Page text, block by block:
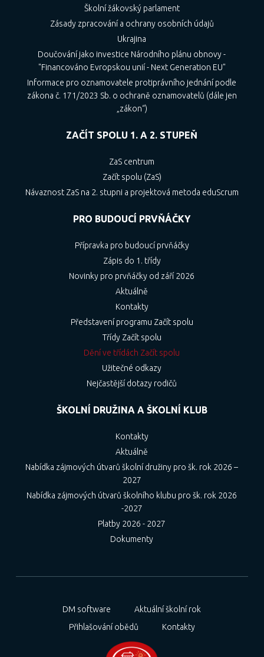
Školní žákovský parlament
Zásady zpracování a ochrany osobních údajů
Ukrajina
Doučování jako investice Národního plánu obnovy -
"Financováno Evropskou unií - Next Generation EU"
Informace pro oznamovatele protiprávního jednání podle
zákona č. 171/2023 Sb. o ochraně oznamovatelů (dále jen
„zákon“)
ZAČÍT SPOLU 1. A 2. STUPEŇ
ZaS centrum
Začít spolu (ZaS)
Návaznost ZaS na 2. stupni a projektová metoda eduScrum
PRO BUDOUCÍ PRVŇÁČKY
Přípravka pro budoucí prvňáčky
Zápis do 1. třídy
Novinky pro prvňáčky od září 2026
Aktuálně
Kontakty
Představení programu Začít spolu
Třídy Začít spolu
Dění ve třídách Začít spolu
Užitečné odkazy
Nejčastější dotazy rodičů
ŠKOLNÍ DRUŽINA A ŠKOLNÍ KLUB
Kontakty
Aktuálně
Nabídka zájmových útvarů školní družiny pro šk. rok 2026 –
2027
Nabídka zájmových útvarů školního klubu pro šk. rok 2026
-2027
Platby 2026 - 2027
Dokumenty
DM software
Aktuální školní rok
Přihlašování obědů
Kontakty